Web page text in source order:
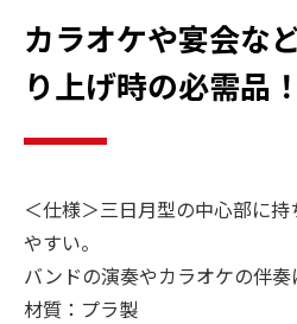
新曲情報
営業所一覧
カラオケや宴会な
り上げ時の必需品！
＜仕様＞三日月型の中心部に
やすい。
バンドの演奏やカラオケの伴奏
材質：プラ製